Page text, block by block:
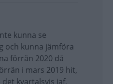
kunna se
och kunna jämföra
förrän 2020 då
i mars 2019 hit,
kvartalsvis iaf,